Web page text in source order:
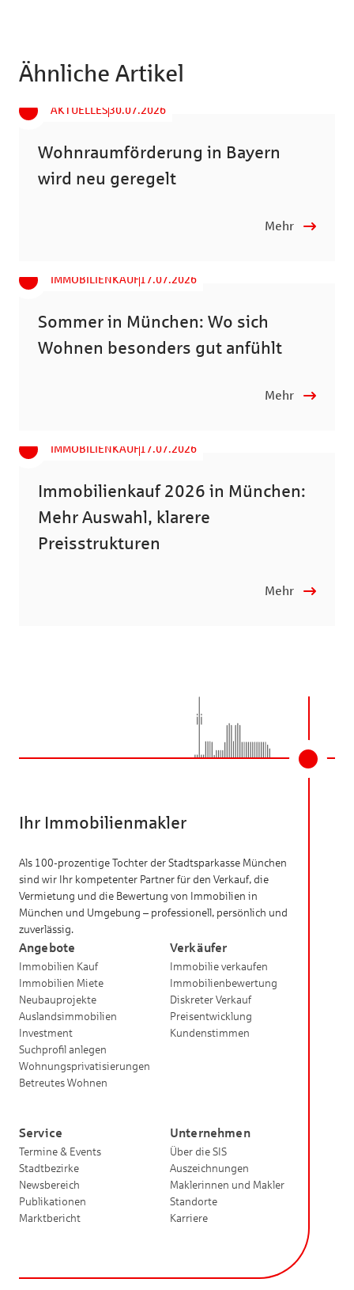
Ähnliche Artikel
AKTUELLES30.07.2026
Wohnraumförderung in Bayern
wird neu geregelt
Mehr
IMMOBILIENKAUF 17.07.2026
Sommer in München: Wo sich
Wohnen besonders gut anfühlt
Mehr
IMMOBILIENKAUF 17.07.2026
Immobilienkauf 2026 in München:
Mehr Auswahl, klarere
Preisstrukturen
Mehr
Ihr Immobilienmakler
Als 100-prozentige Tochter der Stadtsparkasse München
sind wir Ihr kompetenter Partner für den Verkauf, die
Vermietung und die Bewertung von Immobilien in
München und Umgebung – professionell, persönlich und
zuverlässig.
Angebote
Immobilien Kauf
Immobilien Miete
Neubauprojekte
Auslandsimmobilien
Investment
Suchprofil anlegen
Wohnungsprivatisierungen
Betreutes Wohnen
Verkäufer
Immobilie verkaufen
Immobilienbewertung
Diskreter Verkauf
Preisentwicklung
Kundenstimmen
Service
Termine & Events
Stadtbezirke
Newsbereich
Publikationen
Marktbericht
Unternehmen
Über die SIS
Auszeichnungen
Maklerinnen und Makler
Standorte
Karriere